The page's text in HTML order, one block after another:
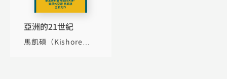
亞洲的21世紀
馬凱碩（Kishore